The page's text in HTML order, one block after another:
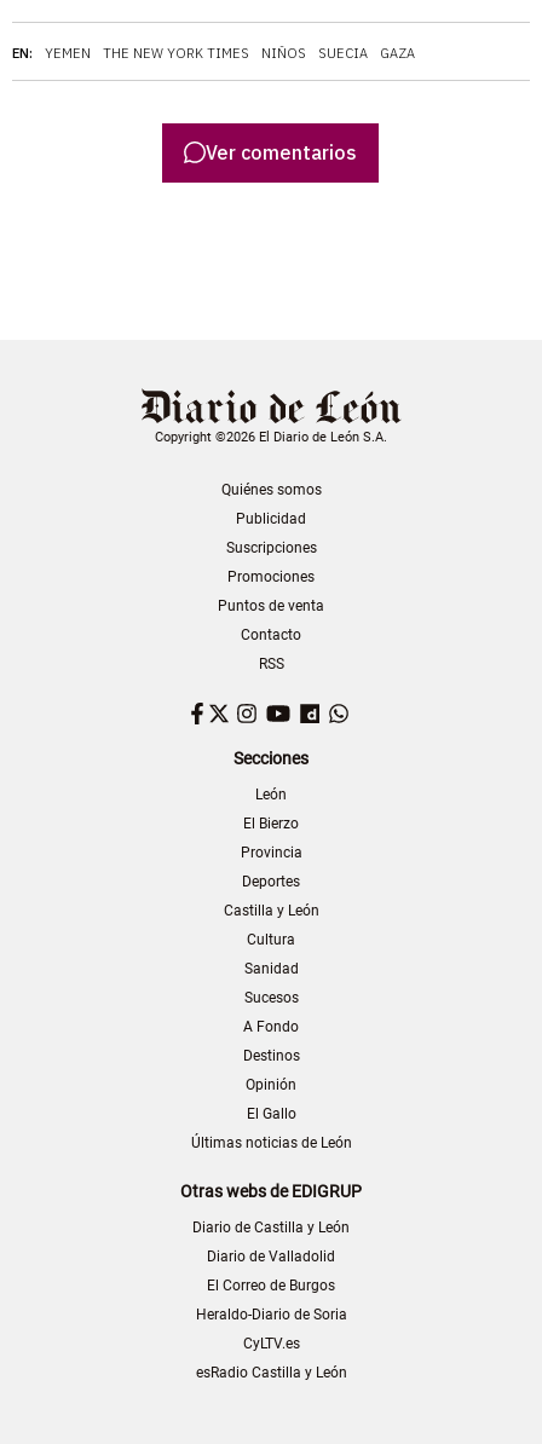
EN: YEMEN THE NEW YORK TIMES NIÑOS SUECIA GAZA
Ver comentarios
Copyright ©2026 El Diario de León S.A.
Quiénes somos
Publicidad
Suscripciones
Promociones
Puntos de venta
Contacto
RSS
Facebook
TwitterInstagram
YouTubeDailymotion
Secciones
León
El Bierzo
Provincia
Deportes
Castilla y León
Cultura
Sanidad
Sucesos
A Fondo
Destinos
Opinión
El Gallo
Últimas noticias de León
Otras webs de EDIGRUP
Diario de Castilla y León
Diario de Valladolid
El Correo de Burgos
Heraldo-Diario de Soria
CyLTV.es
esRadio Castilla y León